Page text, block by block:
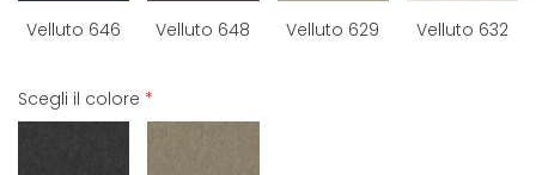
Velluto 646 Velluto 648 Velluto 629 Velluto 632
Scegli il colore *